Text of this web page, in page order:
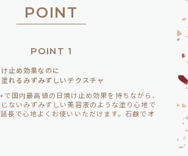
POINT
POINT 1
止め効果なのに
れるみずみずしいテクスチャ
国内最高値の日焼け止め効果を持ちながら、
ないみずみずしい美容液のような塗り心地で
長で心地よくお使いいただけます。石鹸でオ